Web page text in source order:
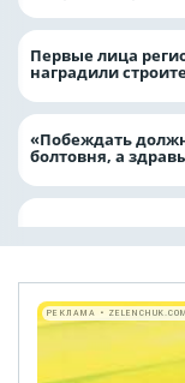
Первые лица
наградили
«Побеждать
болтовня, а
РЕКЛАМА • ZELENCHUK.COM